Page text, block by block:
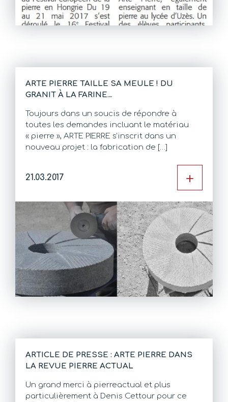
ARTE PIERRE TAILLE SA MEULE ! DU
GRANIT À LA FARINE…
Toujours dans un soucis de répondre à
toutes les demandes incluant le matériau
« pierre », ARTE PIERRE s’inscrit dans un
nouveau projet : la fabrication de […]
21.03.2017 +
ARTICLE DE PRESSE : ARTE PIERRE DANS
LA REVUE PIERRE ACTUAL
Un grand merci à pierreactual et plus
particulièrement à Denis Cettour pour ce